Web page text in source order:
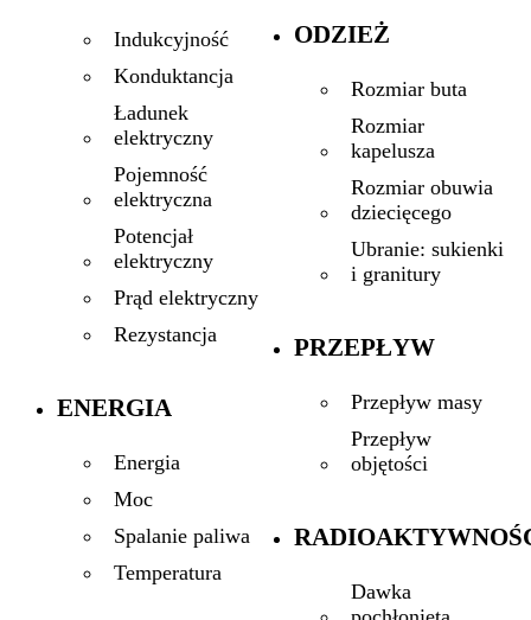
Indukcyjność
Konduktancja
Ładunek
elektryczny
Pojemność
elektryczna
Potencjał
elektryczny
Prąd elektryczny
Rezystancja
ENERGIA
Energia
Moc
Spalanie paliwa
Temperatura
ODZIEŻ
Rozmiar buta
Rozmiar
kapelusza
Rozmiar obuwia
dziecięcego
Ubranie: sukienki
i granitury
PRZEPŁYW
Przepływ masy
Przepływ
objętości
Dawka